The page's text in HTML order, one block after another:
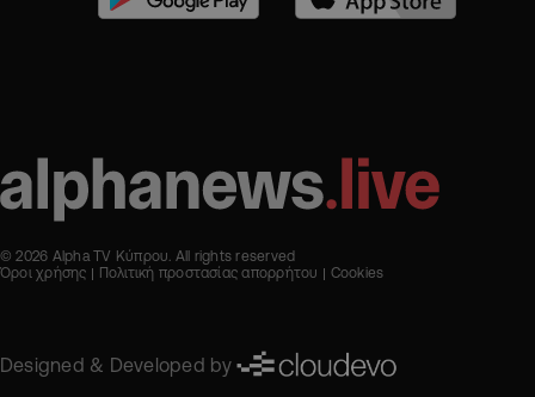
© 2026 Alpha TV Κύπρου. All rights reserved
Όροι χρήσης
Πολιτική προστασίας απορρήτου Cookies
Designed & Developed by